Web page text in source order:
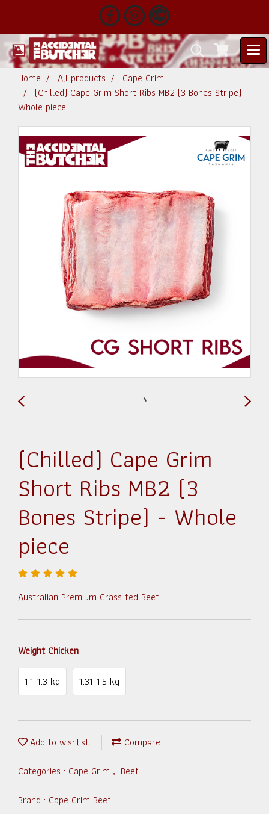
Home All products
Cape Grim
(Chilled) Cape Grim Short Ribs MB2 (3 Bones Stripe) -
Whole piece
(Chilled) Cape Grim
Short Ribs MB2 (3
Bones Stripe) - Whole
piece
Australian Premium Grass fed Beef
Weight Chicken
1.1-1.3 kg 1.31-1.5 kg
Add to wishlist
Compare
Categories : Cape Grim , Beef
Brand : Cape Grim Beef